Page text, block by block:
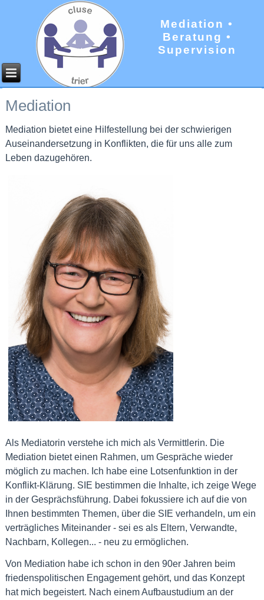
Mediation •
Beratung •
Supervision
Mediation
Mediation bietet eine Hilfestellung bei der schwierigen
Auseinandersetzung in Konflikten, die für uns alle zum
Leben dazugehören.
Als Mediatorin verstehe ich mich als Vermittlerin. Die
Mediation bietet einen Rahmen, um Gespräche wieder
möglich zu machen. Ich habe eine Lotsenfunktion in der
Konflikt-Klärung. SIE bestimmen die Inhalte, ich zeige Wege
in der Gesprächsführung. Dabei fokussiere ich auf die von
Ihnen bestimmten Themen, über die SIE verhandeln, um ein
verträgliches Miteinander - sei es als Eltern, Verwandte,
Nachbarn, Kollegen... - neu zu ermöglichen.
Von Mediation habe ich schon in den 90er Jahren beim
friedenspolitischen Engagement gehört, und das Konzept
hat mich begeistert. Nach einem Aufbaustudium an der